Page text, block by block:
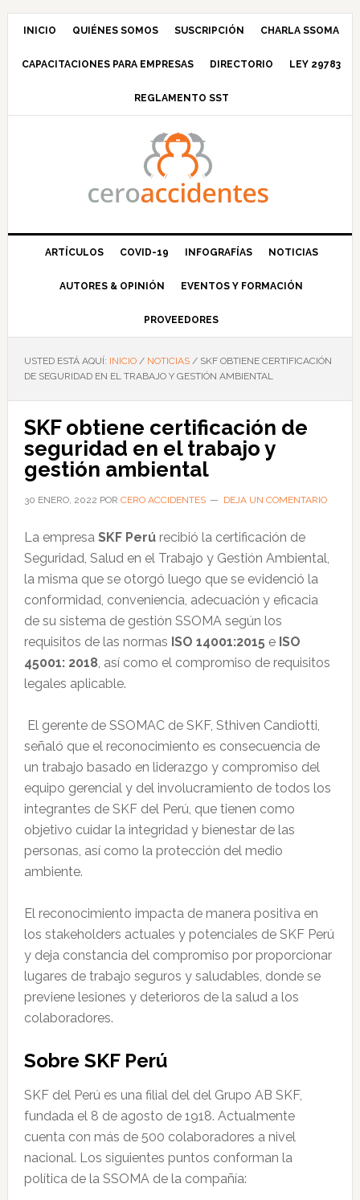
Saltar
navegación
Saltar
principal
Saltar
barra
principal
Saltar
INICIO QUIÉNES SOMOS SUSCRIPCIÓN CHARLA SSOMA
CAPACITACIONES PARA EMPRESAS DIRECTORIO LEY 29783
REGLAMENTO SST
ARTÍCULOS COVID-19 INFOGRAFÍAS NOTICIAS
AUTORES & OPINIÓN EVENTOS Y FORMACIÓN
PROVEEDORES
USTED ESTÁ AQUÍ: INICIO / NOTICIAS /SKF OBTIENE CERTIFICACIÓN
DE SEGURIDAD EN EL TRABAJO Y GESTIÓN AMBIENTAL
SKF obtiene certificación de
seguridad en el trabajo y
gestión ambiental
30 ENERO, 2022 POR CERO ACCIDENTES DEJA UN COMENTARIO
La empresa SKF Perúrecibió la certificación de
Seguridad, Salud en el Trabajo y Gestión Ambiental,
la misma que se otorgó luego que se evidenció la
conformidad, conveniencia, adecuación y eficacia
de su sistema de gestión SSOMA según los
requisitos de las normas ISO 14001:2015 e ISO
45001: 2018, así como el compromiso de requisitos
legales aplicable.
El gerente de SSOMACde SKF, Sthiven Candiotti,
señaló que el reconocimiento es consecuencia de
un trabajo basado en liderazgo y compromiso del
equipo gerencial y del involucramiento de todos los
integrantes de SKF del Perú, que tienen como
objetivo cuidar la integridad y bienestar de las
personas, así como la protección del medio
ambiente.
El reconocimiento impacta de manera positiva en
los stakeholders actuales y potenciales de SKF Perú
y deja constancia del compromiso por proporcionar
lugares de trabajo seguros y saludables, donde se
previene lesiones y deterioros de la salud a los
colaboradores.
Sobre SKF Perú
SKF del Perú es una filial del del Grupo AB SKF,
fundada el 8 de agosto de 1918. Actualmente
cuenta con más de 500 colaboradores a nivel
nacional. Los siguientes puntos conforman la
política de la SSOMA de la compañía: